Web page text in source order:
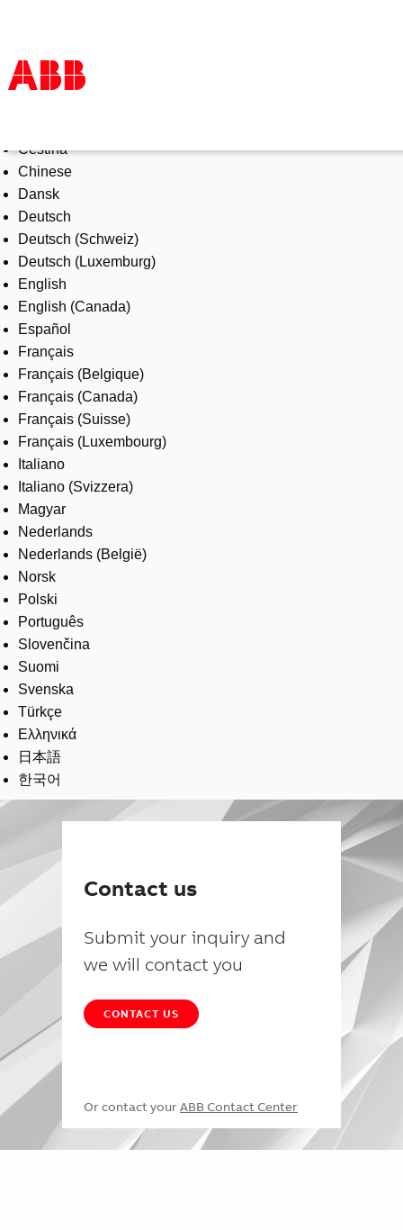
Products & Solutions
Industries
Services
About us
Where to buy
Contact us
Careers
Čeština
Chinese
Dansk
Deutsch
Deutsch (Schweiz)
Deutsch (Luxemburg)
English
English (Canada)
Español
Français
Français (Belgique)
Français (Canada)
Français (Suisse)
Français (Luxembourg)
Italiano
Italiano (Svizzera)
Magyar
Nederlands
Nederlands (België)
Norsk
Polski
Português
Slovenčina
Suomi
Svenska
Türkçe
Ελληνικά
日本語
한국어
Contact us
Submit your inquiry and
we will contact you
CONTACT US
Or contact your ABB Contact Center